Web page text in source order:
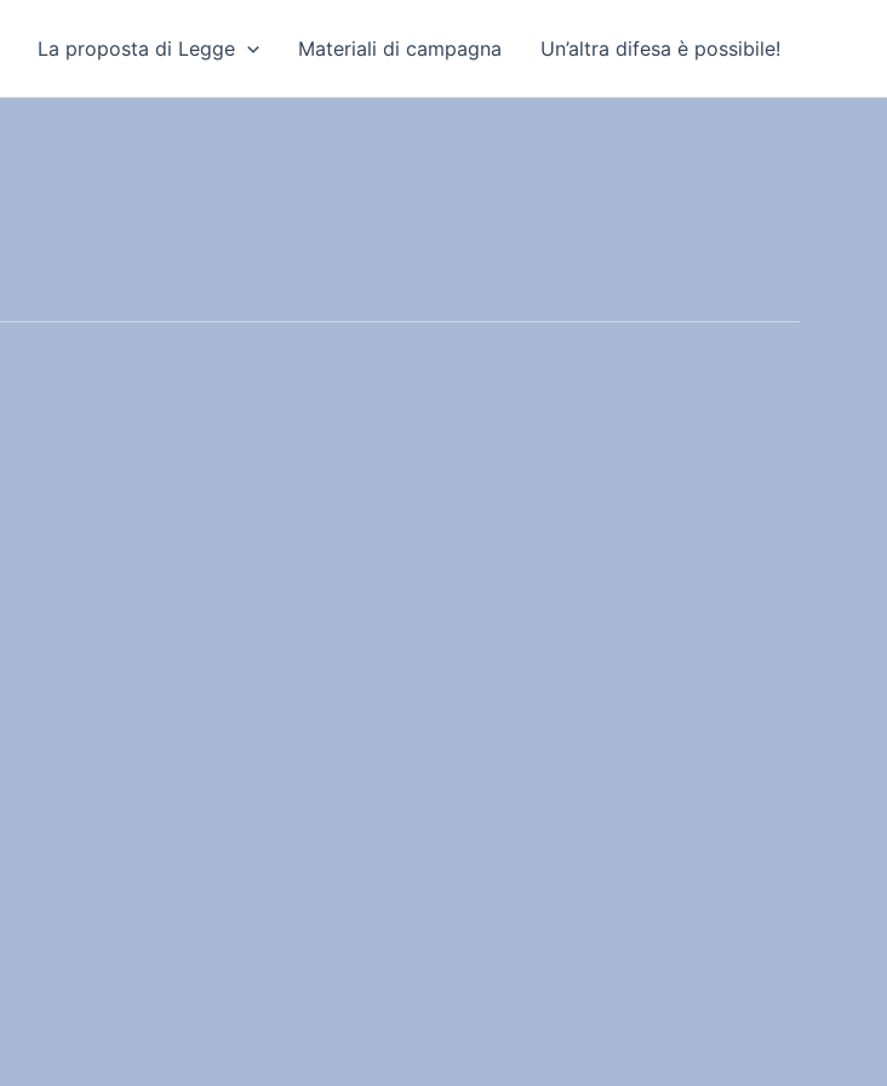
La proposta di Legge Materiali di campagna Un’altra difesa è possibile!